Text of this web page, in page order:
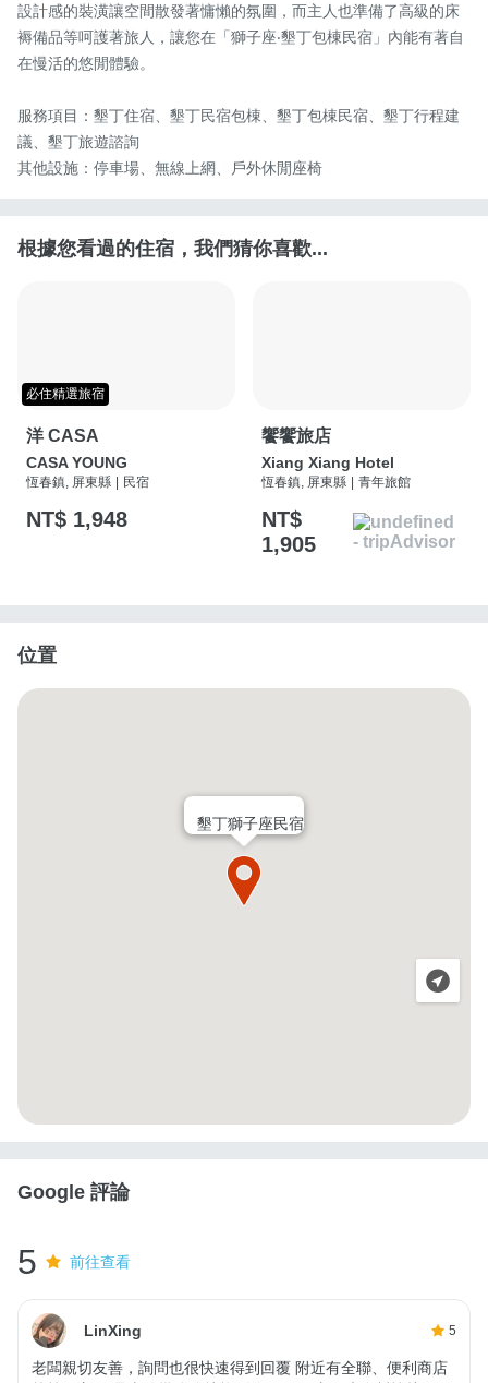
設計感的裝潢讓空間散發著慵懶的氛圍，而主人也準備了高級的床
褥備品等呵護著旅人，讓您在「獅子座‧墾丁包棟民宿」內能有著自
在慢活的悠閒體驗。
服務項目：墾丁住宿、墾丁民宿包棟、墾丁包棟民宿、墾丁行程建
議、墾丁旅遊諮詢
其他設施：停車場、無線上網、戶外休閒座椅
根據您看過的住宿，我們猜你喜歡...
必住精選旅宿
洋 CASA
CASA YOUNG
恆春鎮, 屏東縣 民宿
NT$ 1,948
饗饗旅店
Xiang Xiang Hotel
恆春鎮, 屏東縣 青年旅館
NT$
1,905
位置
墾丁獅子座民宿
Google 評論
5 前往查看
LinXing 5
老闆親切友善，詢問也很快速得到回覆 附近有全聯、便利商店